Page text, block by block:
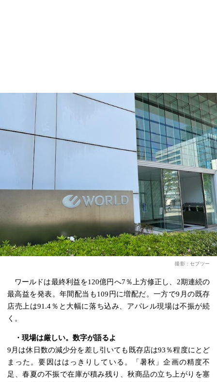
撮影：セブツー
ワールドは最終利益を120億円へ7％上方修正し、2期連続の
最高益を発表。年間配当も109円に増配だ。一方で9月の既存
店売上は91.4％と大幅に落ち込み、アパレル現場は不振が続
く。
・現場は厳しい。数字が語るよ
9月は休日数の減少分を差し引いても既存店は93％程度にとど
まった。要因ははっきりしている。「暑秋」企画の精度不
足、春夏の不振で在庫が積み残り、秋商品の立ち上がりを塞